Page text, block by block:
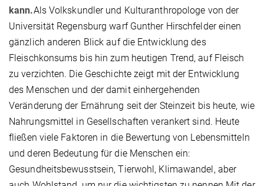
kann.Als Volkskundler und Kulturanthropologe von der
Universität Regensburg warf Gunther Hirschfelder einen
gänzlich anderen Blick auf die Entwicklung des
Fleischkonsums bis hin zum heutigen Trend, auf Fleisch
zu verzichten. Die Geschichte zeigt mit der Entwicklung
des Menschen und der damit einhergehenden
Veränderung der Ernährung seit der Steinzeit bis heute, wie
Nahrungsmittel in Gesellschaften verankert sind. Heute
fließen viele Faktoren in die Bewertung von Lebensmitteln
und deren Bedeutung für die Menschen ein:
Gesundheitsbewusstsein, Tierwohl, Klimawandel, aber